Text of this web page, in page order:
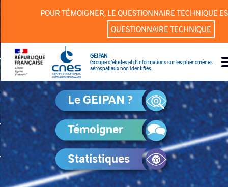
Panneau de gestion des cookies
POUR TÉMOIGNER, LE QUESTIONNAIRE TECHNIQUE
QUESTIONNAIRE TECHNIQUE
GEIPAN
Groupe d’études et d’informations sur les phénomènes
aérospatiaux non identifiés.
Le GEIPAN ?
Témoigner
Statistiques